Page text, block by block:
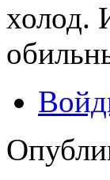
холод.